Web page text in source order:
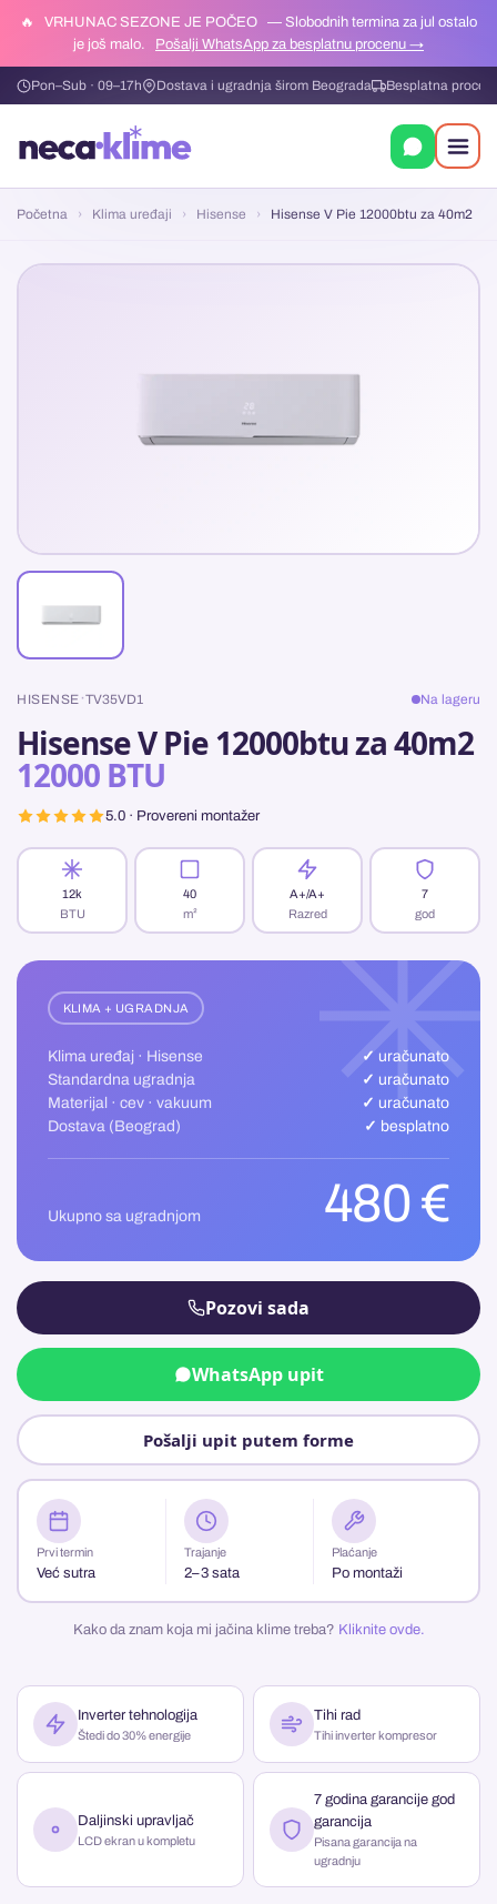
🔥 VRHUNAC SEZONE JE POČEO
— Slobodnih termina za jul ostalo
je još malo.
Pošalji WhatsApp za besplatnu procenu →
Pon–Sub · 09–17h Dostava i ugradnja širom Beograda Besplatna
Početna › Klima uređaji › Hisense › Hisense V Pie 12000btu za 40m2
HISENSE ·TV35VD1 Na lageru
Hisense V Pie 12000btu za 40m2
12000 BTU
5.0 · Provereni montažer
12k
BTU
40
m²
A+/A+
Razred
7
god
KLIMA + UGRADNJA
Klima uređaj · Hisense
✓ uračunato
Standardna ugradnja
✓ uračunato
Materijal · cev · vakuum
✓ uračunato
Dostava (Beograd)
✓ besplatno
Ukupno sa ugradnjom 480 €
Pozovi sada
WhatsApp upit
Pošalji upit putem forme
Prvi termin
Već sutra
Trajanje
2–3 sata
Plaćanje
Po montaži
Kako da znam koja mi jačina klime treba? Kliknite ovde.
Inverter tehnologija
Štedi do 30% energije
Tihi rad
Tihi inverter kompresor
Daljinski upravljač
LCD ekran u kompletu
7 godina garancije god
garancija
Pisana garancija na
ugradnju